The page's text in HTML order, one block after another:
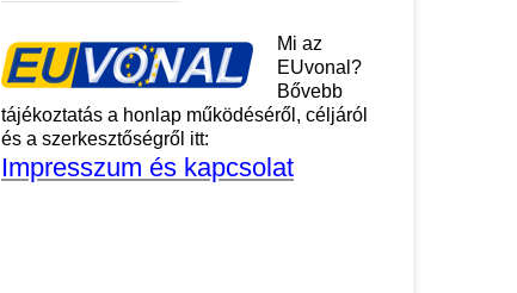
Mi az
EUvonal?
Bővebb
tájékoztatás a honlap működéséről, céljáról
és a szerkesztőségről itt:
Impresszum és kapcsolat